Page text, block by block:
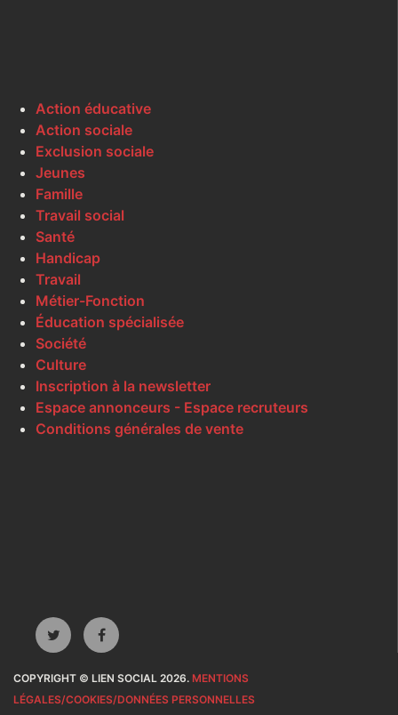
Action éducative
Action sociale
Exclusion sociale
Jeunes
Famille
Travail social
Santé
Handicap
Travail
Métier-Fonction
Éducation spécialisée
Société
Culture
Inscription à la newsletter
Espace annonceurs - Espace recruteurs
Conditions générales de vente
COPYRIGHT © LIEN SOCIAL 2026. MENTIONS
LÉGALES/COOKIES/DONNÉES PERSONNELLES